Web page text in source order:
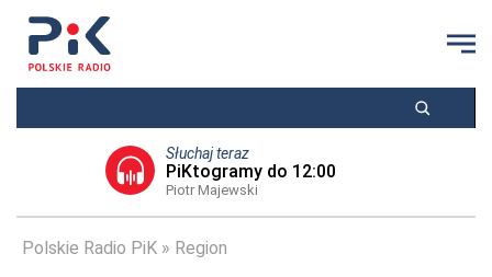
Słuchaj teraz
PiKtogramy do 12:00
Piotr Majewski
Polskie Radio PiK Region